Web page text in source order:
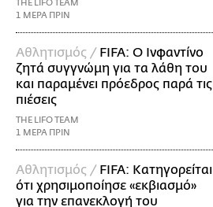
THE LIFO TEAM
1 ΜΕΡΑ ΠΡΙΝ
Αθλητισμός / FIFA: Ο Ινφαντίνο
ζητά συγγνώμη για τα λάθη του
και παραμένει πρόεδρος παρά τις
πιέσεις
THE LIFO TEAM
1 ΜΕΡΑ ΠΡΙΝ
Αθλητισμός / FIFA: Κατηγορείται
ότι χρησιμοποίησε «εκβιασμό»
για την επανεκλογή του